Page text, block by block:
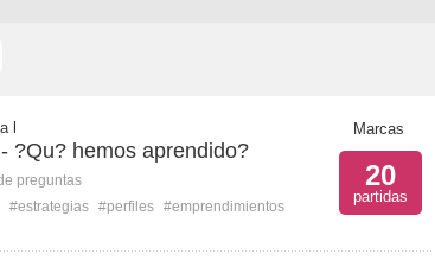
l
?Qu? hemos aprendido?
preguntas
#estrategias #perfiles #emprendimientos
Marcas
20
partidas